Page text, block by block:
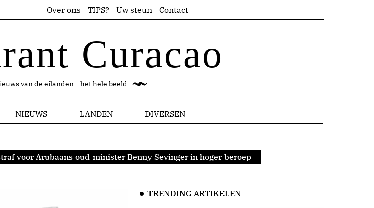
Over ons TIPS? Uw steun Contact
Curacao
van de eilanden - het hele beeld
NIEUWS LANDEN DIVERSEN
voor Arubaans oud-minister Benny Sevinger in hoger beroep
TRENDING ARTIKELEN